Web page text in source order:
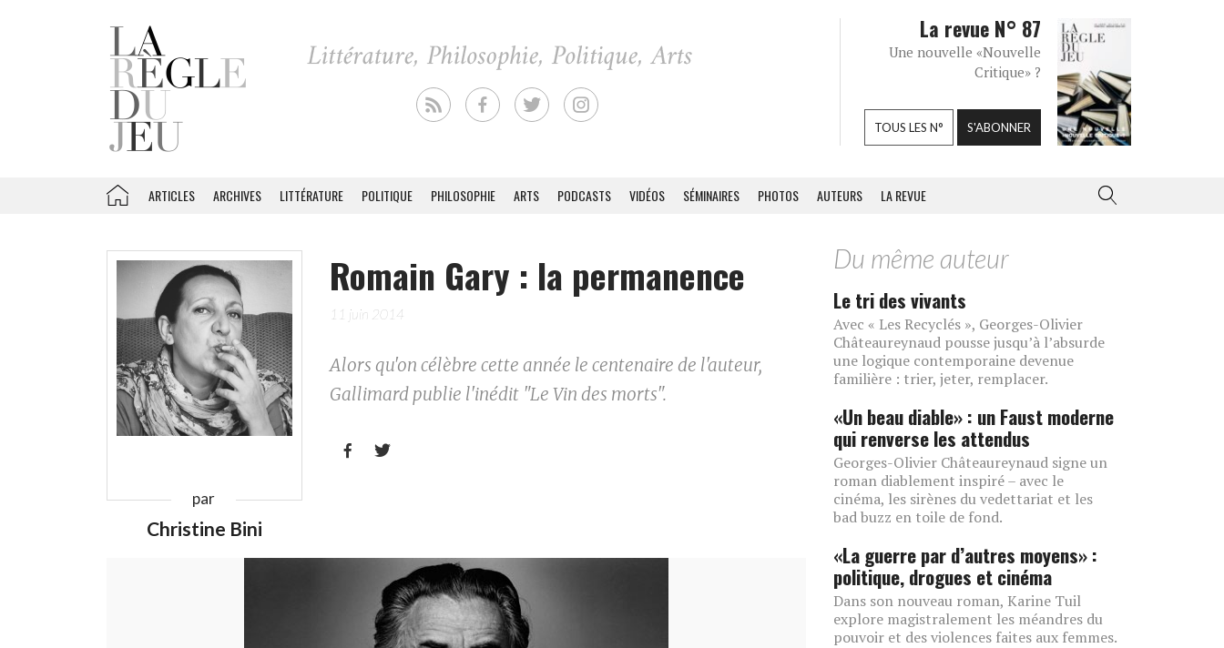
La revue N° 87
Une nouvelle «Nouvelle
Critique» ?
TOUS LES N° S'ABONNER
ARTICLES ARCHIVES LITTÉRATURE POLITIQUE PHILOSOPHIE ARTS PODCASTS VIDÉOS SÉMINAIRES PHOTOS AUTEURS LA REVUE
par
Christine Bini
Romain Gary : la permanence
11 juin 2014
Alors qu'on célèbre cette année le centenaire de l'auteur,
Gallimard publie l'inédit "Le Vin des morts".
 
Du même auteur
Le tri des vivants
Avec « Les Recyclés », Georges-Olivier
Châteaureynaud pousse jusqu’à l’absurde
une logique contemporaine devenue
familière : trier, jeter, remplacer.
«Un beau diable» : un Faust moderne
qui renverse les attendus
Georges-Olivier Châteaureynaud signe un
roman diablement inspiré – avec le
cinéma, les sirènes du vedettariat et les
bad buzz en toile de fond.
«La guerre par d’autres moyens» :
politique, drogues et cinéma
Dans son nouveau roman, Karine Tuil
explore magistralement les méandres du
pouvoir et des violences faites aux femmes.